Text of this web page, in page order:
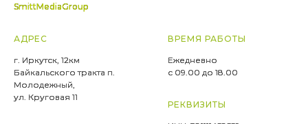
SmittMediaGroup
АДРЕС
г. Иркутск, 12км
Байкальского тракта п.
Молодежный,
ул. Круговая 11
ВРЕМЯ РАБОТЫ
Ежедневно
с 09.00 до 18.00
РЕКВИЗИТЫ